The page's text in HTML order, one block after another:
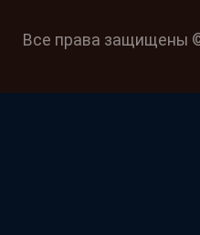
Все права защищены